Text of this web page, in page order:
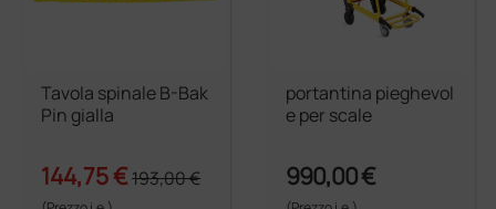
Tavola spinale B-Bak
Pin gialla
144,75 €193,00 €
portantina pieghevol
e per scale
990,00 €